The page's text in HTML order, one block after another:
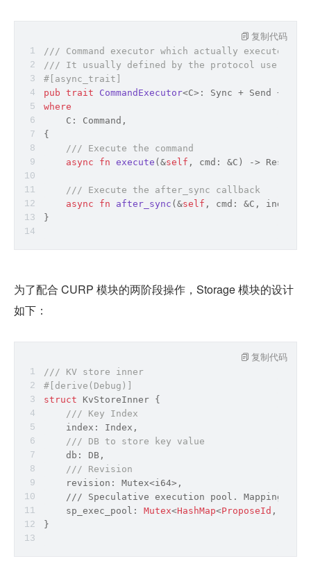
/// Command executor which actually executes the
/// It usually defined by the protocol user.
#[async_trait]
pub trait CommandExecutor<C>: Sync + Send +
where
    C: Command,
{
/// Execute the command
async
fn execute (&self , cmd: &C) -> Result
/// Execute the after_sync callback
async
fn after_sync (&self , cmd: &C, index:
}
复制代码
为了配合 CURP 模块的两阶段操作，Storage 模块的设计
如下：
/// KV store inner
#[derive(Debug)]
struct KvStoreInner {
/// Key Index
    index: Index,
/// DB to store key value
    db: DB,
/// Revision
    revision: Mutex<
i64>,
    /// Speculative execution pool. Mapping
    sp_exec_pool:
Mutex<HashMap<ProposeId ,
}
复制代码